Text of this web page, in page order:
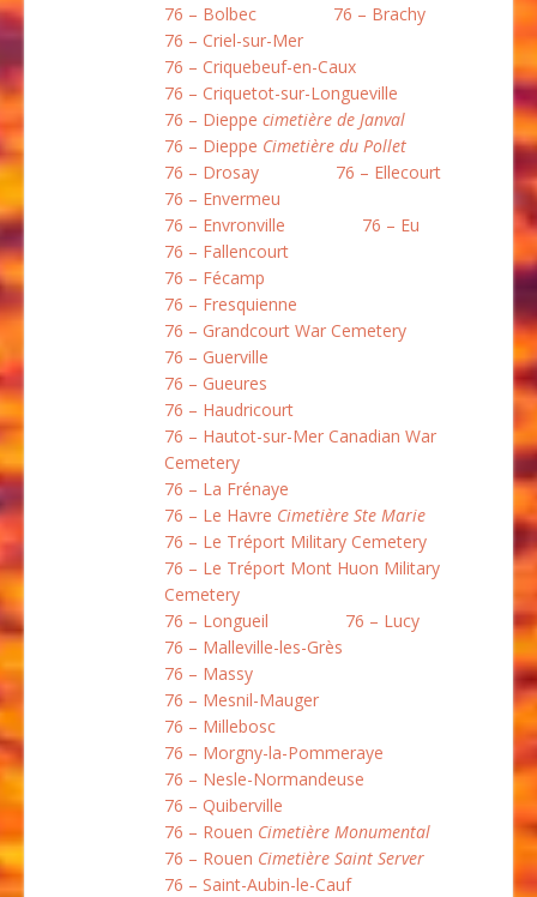
76 – Bolbec
76 – Brachy
76 – Criel-sur-Mer
76 – Criquebeuf-en-Caux
76 – Criquetot-sur-Longueville
76 – Dieppe cimetière de Janval
76 – Dieppe Cimetière du Pollet
76 – Drosay
76 – Ellecourt
76 – Envermeu
76 – Envronville
76 – Eu
76 – Fallencourt
76 – Fécamp
76 – Fresquienne
76 – Grandcourt War Cemetery
76 – Guerville
76 – Gueures
76 – Haudricourt
76 – Hautot-sur-Mer Canadian War
Cemetery
76 – La Frénaye
76 – Le Havre Cimetière Ste Marie
76 – Le Tréport Military Cemetery
76 – Le Tréport Mont Huon Military
Cemetery
76 – Longueil
76 – Lucy
76 – Malleville-les-Grès
76 – Massy
76 – Mesnil-Mauger
76 – Millebosc
76 – Morgny-la-Pommeraye
76 – Nesle-Normandeuse
76 – Quiberville
76 – Rouen Cimetière Monumental
76 – Rouen Cimetière Saint Server
76 – Saint-Aubin-le-Cauf